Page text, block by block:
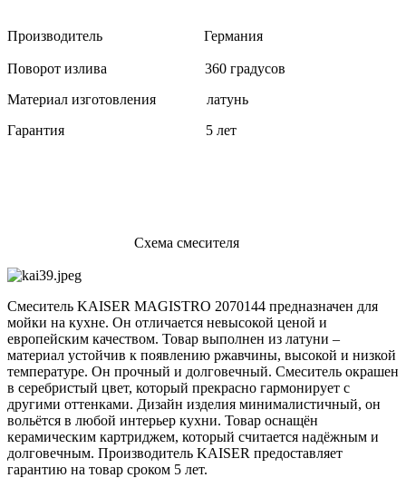
Производитель Германия
Поворот излива 360 градусов
Материал изготовления латунь
Гарантия 5 лет
Схема смесителя
Смеситель KAISER MAGISTRO 2070144 предназначен для
мойки на кухне. Он отличается невысокой ценой и
европейским качеством. Товар выполнен из латуни –
материал устойчив к появлению ржавчины, высокой и низкой
температуре. Он прочный и долговечный. Смеситель окрашен
в серебристый цвет, который прекрасно гармонирует с
другими оттенками. Дизайн изделия минималистичный, он
вольётся в любой интерьер кухни. Товар оснащён
керамическим картриджем, который считается надёжным и
долговечным. Производитель KAISER предоставляет
гарантию на товар сроком 5 лет.